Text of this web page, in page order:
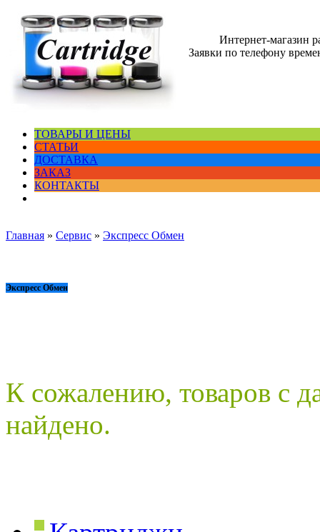
Интернет-магазин
Заявки по телефону
ТОВАРЫ И ЦЕНЫ
СТАТЬИ
ДОСТАВКА
ЗАКАЗ
КОНТАКТЫ
Главная » Сервис » Экспресс Обмен
Экспресс Обмен
К сожалению, товаров с
найдено.